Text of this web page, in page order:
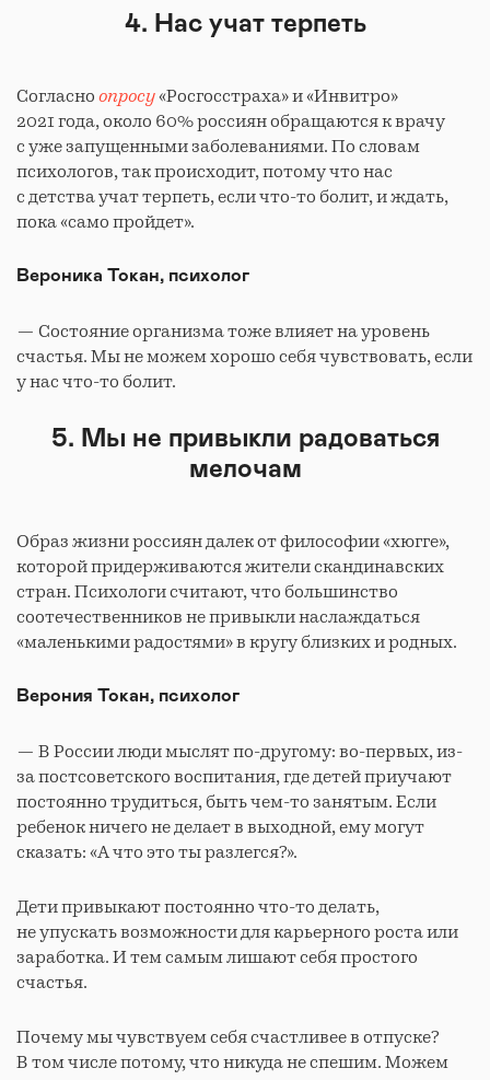
4. Нас учат терпеть
Согласноопросу«Росгосстраха» и «Инвитро»
2021 года, около 60% россиян обращаются к врачу
с уже запущенными заболеваниями. По словам
психологов, так происходит, потому что нас
с детства учат терпеть, если что-то болит, и ждать,
пока «само пройдет».
Вероника Токан, психолог
— Состояние организма тоже влияет на уровень
счастья. Мы не можем хорошо себя чувствовать, если
у нас что-то болит.
5. Мы не привыкли радоваться
мелочам
Образ жизни россиян далек от философии «хюгге»,
которой придерживаются жители скандинавских
стран. Психологи считают, что большинство
соотечественников не привыкли наслаждаться
«маленькими радостями» в кругу близких и родных.
Верония Токан, психолог
— В России люди мыслят по-другому: во-первых, из-
за постсоветского воспитания, где детей приучают
постоянно трудиться, быть чем-то занятым. Если
ребенок ничего не делает в выходной, ему могут
сказать: «А что это ты разлегся?».
Дети привыкают постоянно что-то делать,
не упускать возможности для карьерного роста или
заработка. И тем самым лишают себя простого
счастья.
Почему мы чувствуем себя счастливее в отпуске?
В том числе потому, что никуда не спешим. Можем